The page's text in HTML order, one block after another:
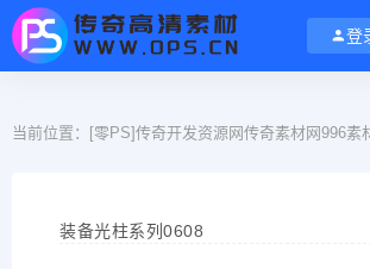
登
当前位置： [零PS]传奇开发资源网传奇素材网996素
装备光柱系列0608